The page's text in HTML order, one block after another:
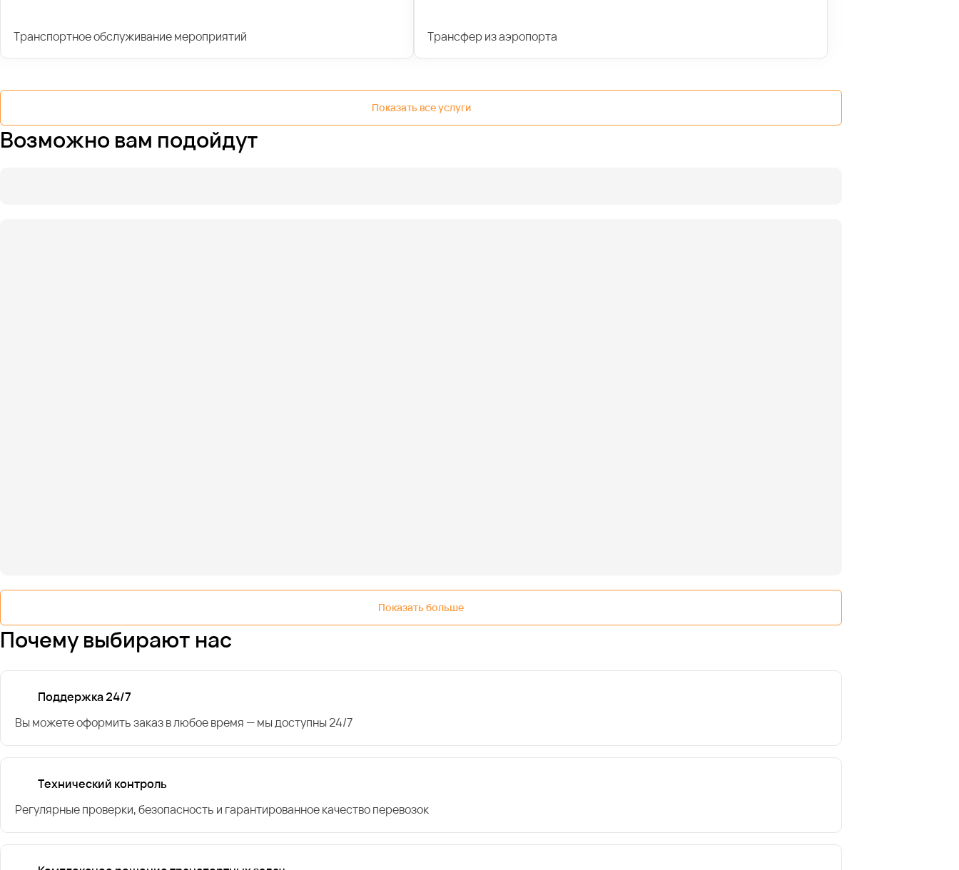
Транспортное обслуживание мероприятий Трансфер из аэропорта
Показать все услуги
Возможно вам подойдут
Показать больше
Почему выбирают нас
Поддержка 24/7
Вы можете оформить заказ в любое время — мы доступны 24/7
Технический контроль
Регулярные проверки, безопасность и гарантированное качество перевозок